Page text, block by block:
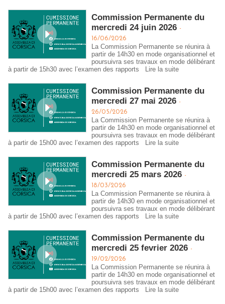
Commission Permanente du
mercredi 24 juin 2026 -
16/06/2026
La Commission Permanente se réunira à
partir de 14h30 en mode organisationnel et
poursuivra ses travaux en mode délibérant
à partir de 15h30 avec l’examen des rapports
Lire la suite
Commission Permanente du
mercredi 27 mai 2026 -
26/05/2026
La Commission Permanente se réunira à
partir de 14h30 en mode organisationnel et
poursuivra ses travaux en mode délibérant
à partir de 15h00 avec l’examen des rapports
Lire la suite
Commission Permanente du
mercredi 25 mars 2026 -
18/03/2026
La Commission Permanente se réunira à
partir de 14h30 en mode organisationnel et
poursuivra ses travaux en mode délibérant
à partir de 15h00 avec l’examen des rapports
Lire la suite
Commission Permanente du
mercredi 25 fevrier 2026 -
19/02/2026
La Commission Permanente se réunira à
partir de 14h30 en mode organisationnel et
poursuivra ses travaux en mode délibérant
à partir de 15h00 avec l’examen des rapports
Lire la suite